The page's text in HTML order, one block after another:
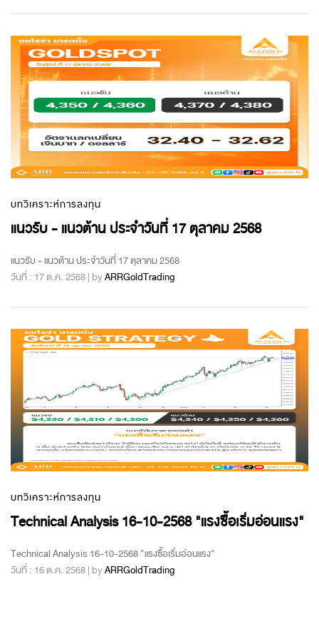
บทวิเคราะห์การลงทุน
แนวรับ - แนวต้าน ประจำวันที่ 17 ตุลาคม 2568
แนวรับ - แนวต้าน ประจำวันที่ 17 ตุลาคม 2568
วันที่ : 17 ต.ค. 2568 | byARRGoldTrading
บทวิเคราะห์การลงทุน
Technical Analysis 16-10-2568 "แรงซื้อเริ่มอ่อนแรง"
Technical Analysis 16-10-2568 "แรงซื้อเริ่มอ่อนแรง"
วันที่ : 16 ต.ค. 2568 | byARRGoldTrading